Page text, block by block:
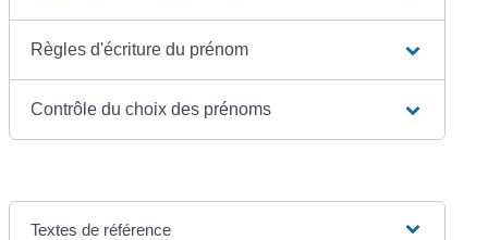
Règles d'écriture du prénom
Contrôle du choix des prénoms
Textes de référence